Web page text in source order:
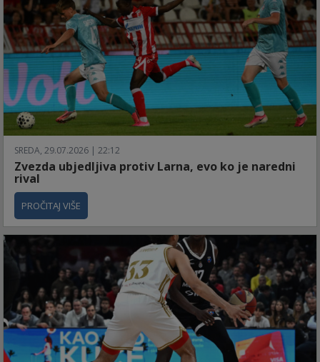
SREDA, 29.07.2026 | 22:12
Zvezda ubjedljiva protiv Larna, evo ko je naredni
rival
PROČITAJ VIŠE